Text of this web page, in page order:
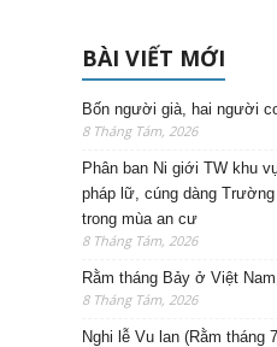
BÀI VIẾT MỚI
Bốn người già, hai người
8 Tháng Tám, 2026
Phân ban Ni giới TW khu
pháp lữ, cúng dàng
trong mùa an cư
8 Tháng Tám, 2026
Rằm tháng Bảy ở Việt
8 Tháng Tám, 2026
Nghi lễ Vu lan (Rằm tháng